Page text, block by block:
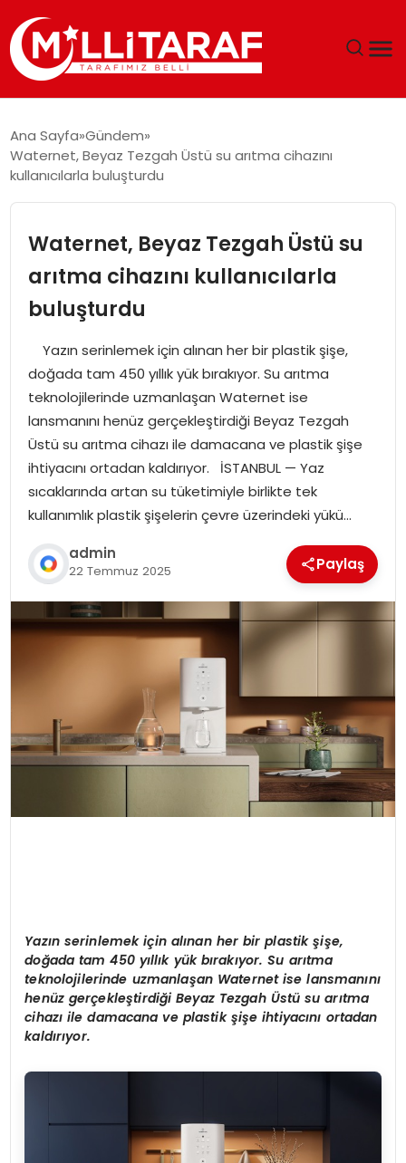
ÖZEL SAYFALAR
SPOR
SIYASET
MAGAZIN
Ana Sayfa Gündem
Waternet, Beyaz Tezgah Üstü su arıtma cihazını
kullanıcılarla buluşturdu
Waternet, Beyaz Tezgah Üstü su
arıtma cihazını kullanıcılarla
buluşturdu
Yazın serinlemek için alınan her bir plastik şişe,
doğada tam 450 yıllık yük bırakıyor. Su arıtma
teknolojilerinde uzmanlaşan Waternet ise
lansmanını henüz gerçekleştirdiği Beyaz Tezgah
Üstü su arıtma cihazı ile damacana ve plastik şişe
ihtiyacını ortadan kaldırıyor. İSTANBUL — Yaz
sıcaklarında artan su tüketimiyle birlikte tek
kullanımlık plastik şişelerin çevre üzerindeki yükü…
admin
22 Temmuz 2025 Paylaş
Yazın serinlemek için alınanher bir plastik şişe,
doğada tam 450 yıllıkyük bırakıyor. Su arıtma
teknolojilerinde uzmanlaşan Waternet ise lansmanını
henüz gerçekleştirdiği Beyaz Tezgah Üstüsu arıtma
cihazı ile damacana ve plastik şişe ihtiyacını ortadan
kaldırıyor.